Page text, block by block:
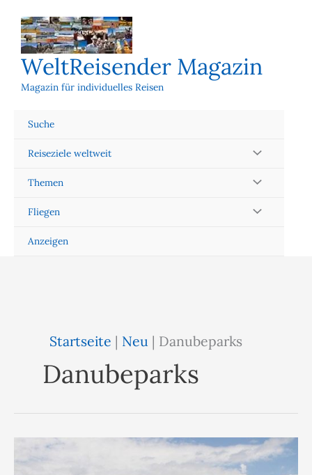
Inhalt
springen
WeltReisender Magazin
Magazin für individuelles Reisen
Suche
Reiseziele weltweit
Themen
Fliegen
Anzeigen
Startseite | Neu | Danubeparks
Danubeparks